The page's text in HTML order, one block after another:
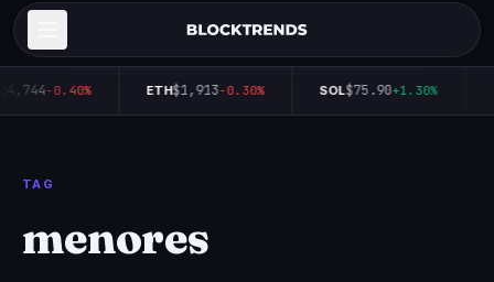
-0.40% ETH$1,913-0.30% SOL$75.90+1.30%
TAG
menores